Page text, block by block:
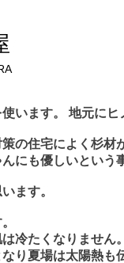
います。 地元にヒ
の住宅によく杉材
にも優しいという
ます。
冷たくなりません
り夏場は太陽熱も